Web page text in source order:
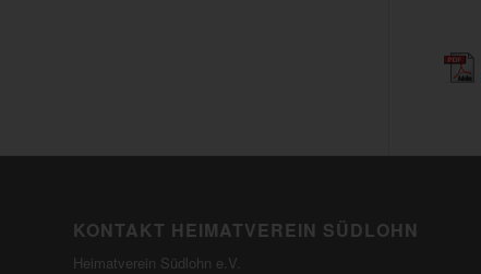
KONTAKT HEIMATVEREIN SÜDLOHN
Heimatverein Südlohn e.V.